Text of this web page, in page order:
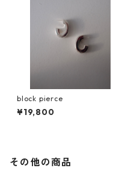
block pierce
¥19,800
その他の商品